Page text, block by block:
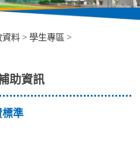
資料 > 學生專區 >
助資訊
標準